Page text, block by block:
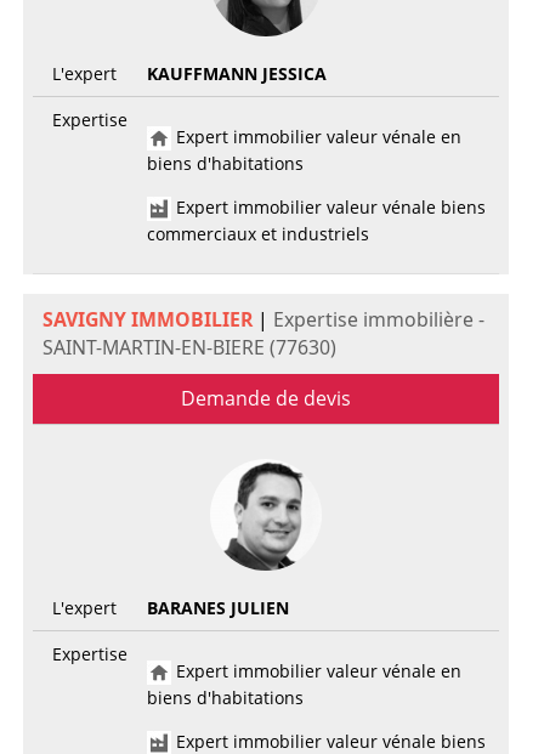
L'expert
KAUFFMANN JESSICA
Expertise
Expert immobilier valeur vénale en
biens d'habitations
Expert immobilier valeur vénale biens
commerciaux et industriels
SAVIGNY IMMOBILIER| Expertise immobilière -
SAINT-MARTIN-EN-BIERE (77630)
Demande de devis
L'expert
BARANES JULIEN
Expertise
Expert immobilier valeur vénale en
biens d'habitations
Expert immobilier valeur vénale biens